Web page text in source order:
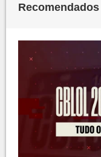
Recomendados